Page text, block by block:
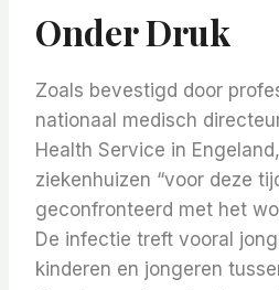
Onder Druk
Zoals bevestigd door
nationaal medisch
Health Service in
ziekenhuizen “voor deze
geconfronteerd met het
De infectie treft vooral
kinderen en jongeren